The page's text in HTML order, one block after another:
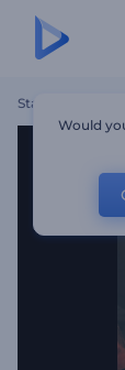
Startseite
Would